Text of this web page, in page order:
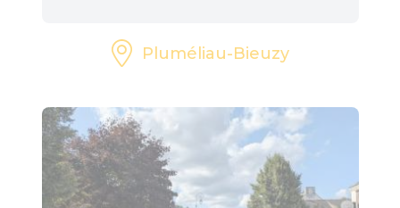
Pluméliau-Bieuzy